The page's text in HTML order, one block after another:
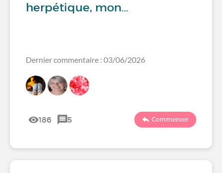
herpétique, mon…
Dernier commentaire : 03/06/2026
186 5 Commenter